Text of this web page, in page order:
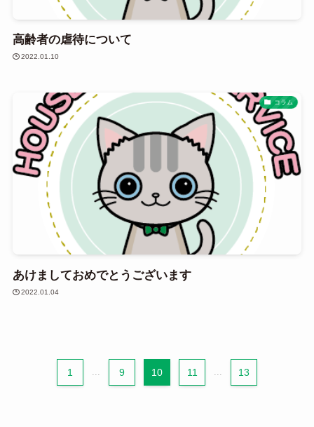
高齢者の虐待について
2022.01.10
コラム
あけましておめでとうございます
2022.01.04
1 ... 9 10 11 ... 13